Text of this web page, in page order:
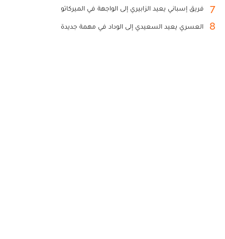
7 فريق إسباني يعيد الزابيري إلى الواجهة في الميركاتو
8 العسري يعيد السعيدي إلى الوداد في مهمة جديدة